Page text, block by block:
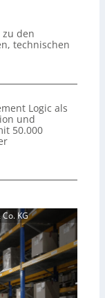
zu den
technischen
Logic als
und
50.000
KG